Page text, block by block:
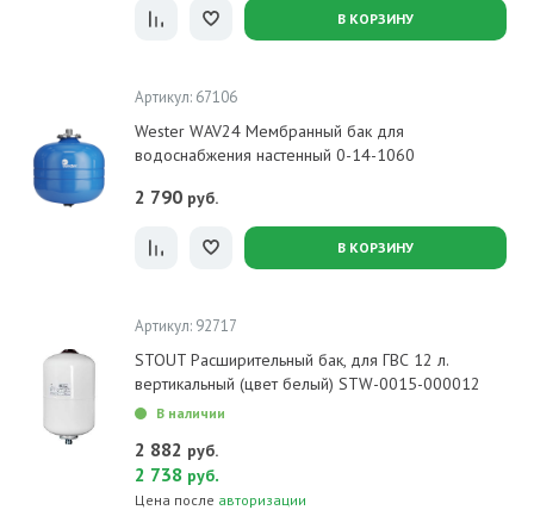
В КОРЗИНУ
Артикул: 67106
Wester WAV24 Мембранный бак для
водоснабжения настенный 0-14-1060
2 790 руб.
В КОРЗИНУ
Артикул: 92717
STOUT Расширительный бак, для ГВС 12 л.
вертикальный (цвет белый) STW-0015-000012
В наличии
2 882 руб.
2 738 руб.
Цена после авторизации